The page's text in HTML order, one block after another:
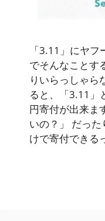
「3.11」にヤ
でそんなことす
りいらっしゃら
ると、「3.11」
円寄付が出来ま
いの？」 だっ
けで寄付できる